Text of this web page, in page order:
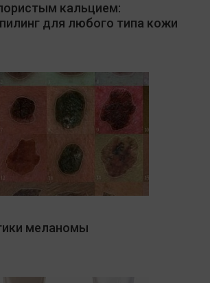
кальцием:
для любого типа кожи
меланомы